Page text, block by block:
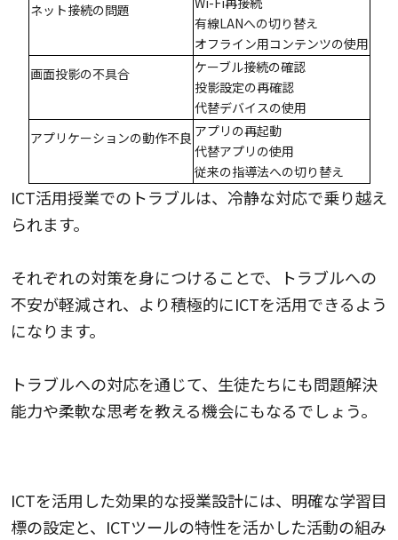
ネット接続の問題
有線LANへの切り替え
オフライン用コンテンツの使用
画面投影の不具合
ケーブル接続の確認
投影設定の再確認
代替デバイスの使用
アプリケーションの動作不良 アプリの再起動
代替アプリの使用
従来の指導法への切り替え
ICT活用授業でのトラブルは、冷静な対応で乗り越え
られます。
それぞれの対策を身につけることで、トラブルへの
不安が軽減され、より積極的にICTを活用できるよう
になります。
トラブルへの対応を通じて、生徒たちにも問題解決
能力や柔軟な思考を教える機会にもなるでしょう。
ICTを活用した効果的な授業設計には、明確な学習目
標の設定と、ICTツールの特性を活かした活動の組み